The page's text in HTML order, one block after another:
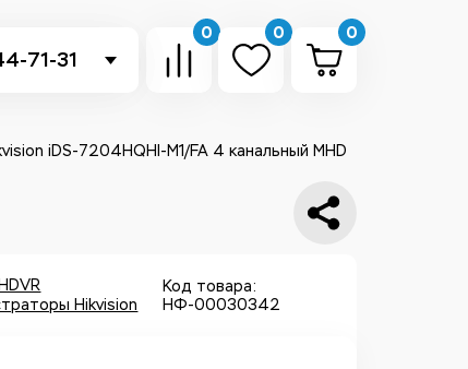
71-31
0 0 0
iDS-7204HQHI-M1/FA 4 канальный MHD
Hikvision
Код товара:
НФ-00030342